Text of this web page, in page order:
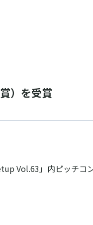
）を受賞
Vol.63」内ピッチ